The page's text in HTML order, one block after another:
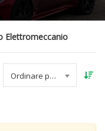
Elettromeccanio
Ordinare per data